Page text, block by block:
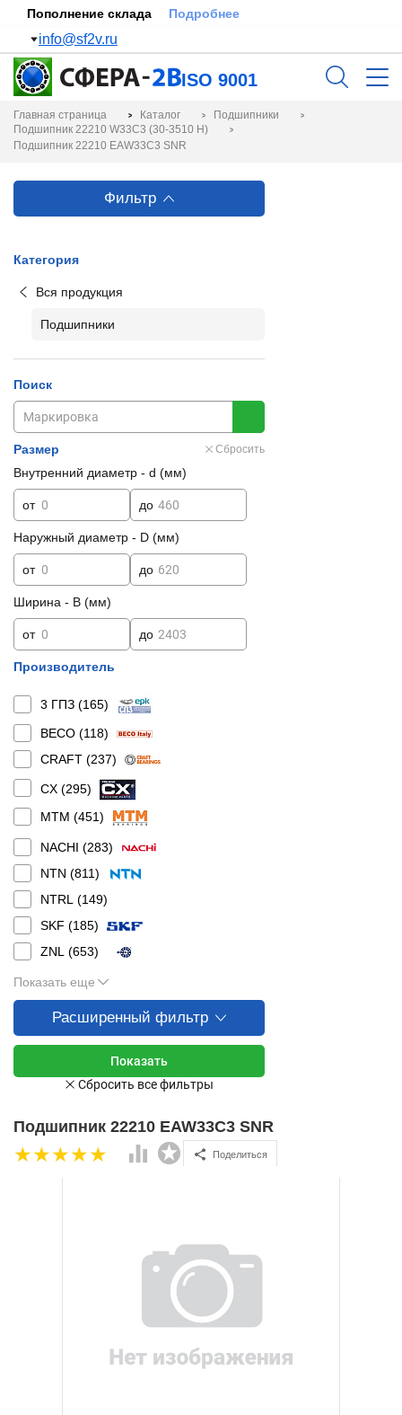
Пополнение склада Подробнее
info@sf2v.ru
ISO 9001
Главная страница Каталог
Подшипники
Подшипник 22210 W33C3 (30-3510 Н)
Подшипник 22210 EAW33C3 SNR
Фильтр
Категория
Вся продукция
Подшипники
Поиск
Размер Сбросить
Внутренний диаметр - d (мм)
от до
Наружный диаметр - D (мм)
от до
Ширина - B (мм)
от до
Производитель
3 ГПЗ (165)
BECO (118)
CRAFT (237)
CX (295)
MTM (451)
NACHI (283)
NTN (811)
NTRL (149)
SKF (185)
ZNL (653)
Показать еще
Расширенный фильтр
Подшипник 22210 EAW33C3 SNR
Поделиться